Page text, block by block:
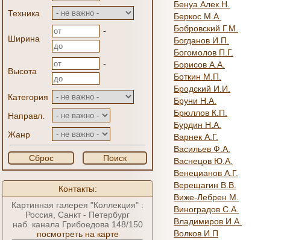
Техника
Ширина
-
Высота
-
Категория
Направл.
Жанр
Сброс Поиск
Контакты:
Картинная галерея "Коллекция" :
Россия, Санкт - Петербург
наб. канала Грибоедова 148/150
посмотреть на карте
Бенуа Алек.Н.
Беркос М.А.
Бобровский Г.М.
Богданов И.П.
Богомолов П.Г.
Борисов А.А.
Боткин М.П.
Бродский И.И.
Бруни Н.А.
Брюллов К.П.
Бурдин Н.А.
Варнек А.Г.
Васильев Ф.А.
Васнецов Ю.А.
Венецианов А.Г.
Верещагин В.В.
Виже-Лебрен М.
Виноградов С.А.
Владимиров И.А.
Волков И.П